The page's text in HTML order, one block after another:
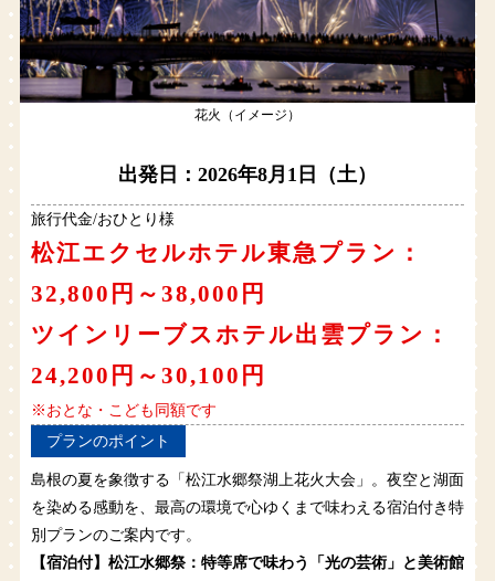
花火（イメージ）
出発日：2026年8月1日（土）
旅行代金/おひとり様
松江エクセルホテル東急プラン：
32,800円～38,000円
ツインリーブスホテル出雲プラン：
24,200円～30,100円
※おとな・こども同額です
プランのポイント
島根の夏を象徴する「松江水郷祭湖上花火大会」。夜空と湖面
を染める感動を、最高の環境で心ゆくまで味わえる宿泊付き特
別プランのご案内です。
【宿泊付】松江水郷祭：特等席で味わう「光の芸術」と美術館